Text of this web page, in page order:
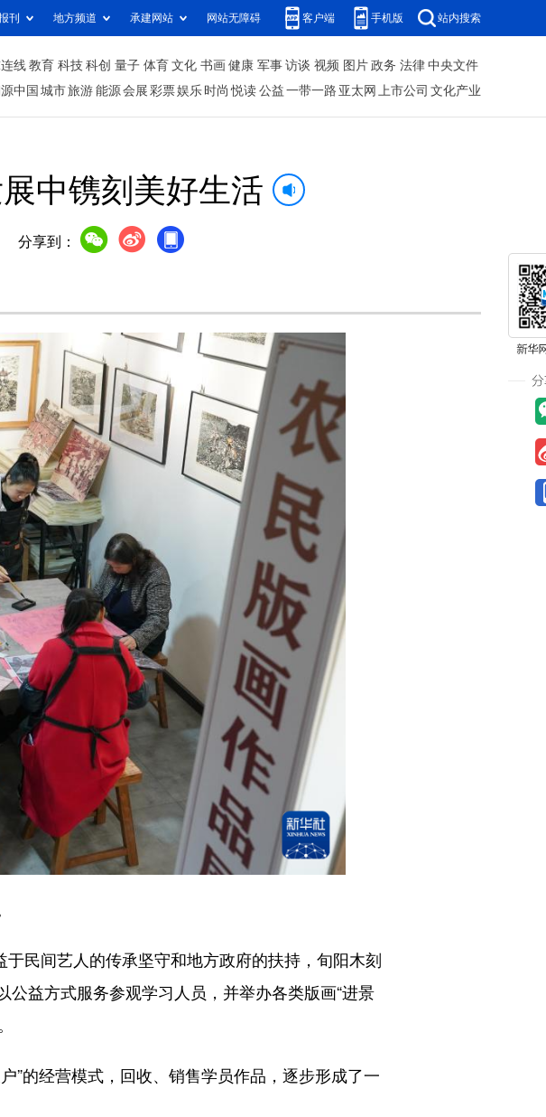
刊 地方频道 承建网站 网站无障碍 客户端 手机版 站内搜索
线 教育 科技 科创 量子 体育 文化 书画 健康 军事 访谈 视频 图片 政务 法律 中央文件
中国 城市旅游 能源 会展 彩票娱乐 时尚 悦读 公益 一带一路 亚太网 上市公司 文化产业
中镌刻美好生活
分享到：
民间艺人的传承坚守和地方政府的扶持，旬阳木刻
益方式服务参观学习人员，并举办各类版画“进景
的经营模式，回收、销售学员作品，逐步形成了一